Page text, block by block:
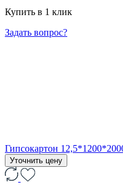
Купить в 1 клик
Задать вопрос?
Гипсокартон
Уточнить цену